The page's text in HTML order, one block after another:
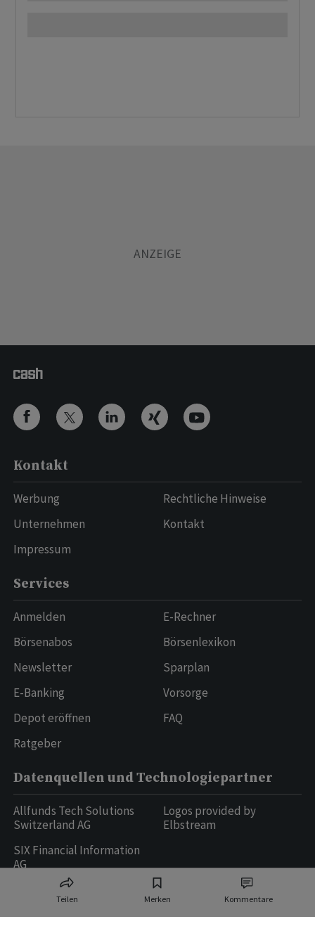
Teilen Merken Kommentare
Kontakt
Werbung
Unternehmen
Impressum
Rechtliche Hinweise
Kontakt
Services
Anmelden
Börsenabos
Newsletter
E-Banking
Depot eröffnen
Ratgeber
E-Rechner
Börsenlexikon
Sparplan
Vorsorge
FAQ
Datenquellen und Technologiepartner
Allfunds Tech Solutions
Switzerland AG
SIX Financial Information
AG
Logos provided by
Elbstream
Ringier AG | Ringier Medien Schweiz